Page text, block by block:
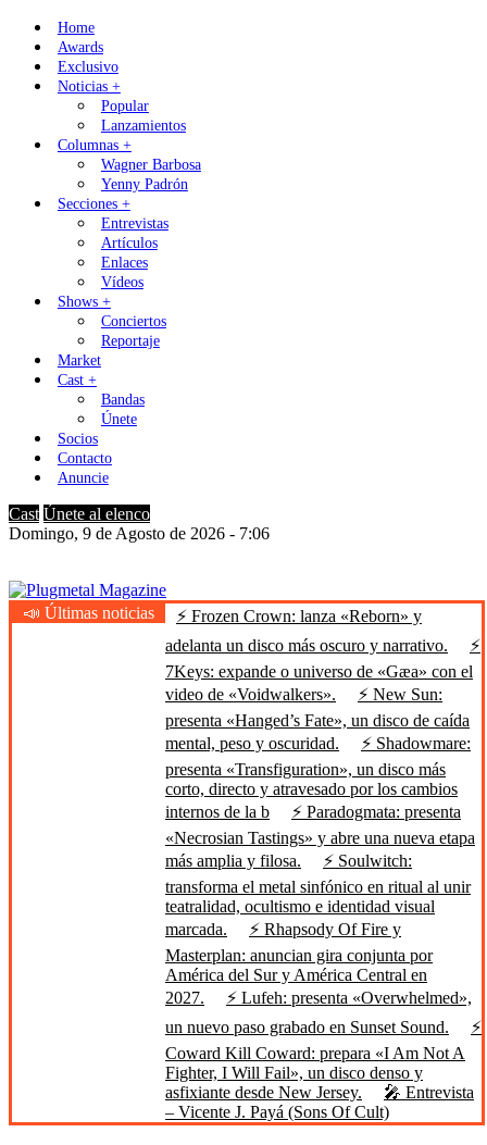
Skip
content
Home
Awards
Exclusivo
Noticias +
Popular
Lanzamientos
Columnas +
Wagner Barbosa
Yenny Padrón
Secciones +
Entrevistas
Artículos
Enlaces
Vídeos
Shows +
Conciertos
Reportaje
Market
Cast +
Bandas
Únete
Socios
Contacto
Anuncie
Cast Únete al elenco
Domingo, 9 de Agosto de 2026 - 7:06
Plugmetal Magazine
Heavy Metal is Life
📣 Últimas noticias
⚡ Frozen Crown: lanza «Reborn» y
adelanta un disco más oscuro y narrativo.
⚡
7Keys: expande o universo de «Gæa» con el
video de «Voidwalkers».
⚡ New Sun:
presenta «Hanged’s Fate», un disco de caída
mental, peso y oscuridad.
⚡ Shadowmare:
presenta «Transfiguration», un disco más
corto, directo y atravesado por los cambios
internos de la b
⚡ Paradogmata: presenta
«Necrosian Tastings» y abre una nueva etapa
más amplia y filosa.
⚡ Soulwitch:
transforma el metal sinfónico en ritual al unir
teatralidad, ocultismo e identidad visual
marcada.
⚡ Rhapsody Of Fire y
Masterplan: anuncian gira conjunta por
América del Sur y América Central en
2027.
⚡ Lufeh: presenta «Overwhelmed»,
un nuevo paso grabado en Sunset Sound.
⚡
Coward Kill Coward: prepara «I Am Not A
Fighter, I Will Fail», un disco denso y
asfixiante desde New Jersey.
🎤 Entrevista
– Vicente J. Payá (Sons Of Cult)